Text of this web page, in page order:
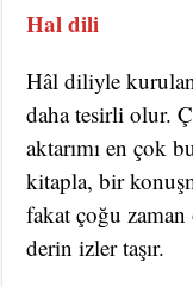
Hal dili
Hâl diliyle
daha tesirli olur.
aktarımı en çok
kitapla, bir
fakat çoğu zaman
derin izler taşır.